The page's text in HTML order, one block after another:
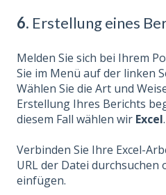
6. Erstellung eines
Melden Sie sich bei Ihrem
Sie im Menü auf der linken
Wählen Sie die Art und
Erstellung Ihres Berichts
diesem Fall wählen wir Excel.
Verbinden Sie Ihre Excel-
URL der Datei durchsuchen
einfügen.